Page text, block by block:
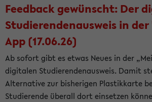
Feedback gewünscht: Der
Studierendenausweis in
App (17.06.26)
Ab sofort gibt es etwas Neues in der
digitalen Studierendenausweis. Damit
Alternative zur bisherigen Plastikkarte
Studierende überall dort einsetzen